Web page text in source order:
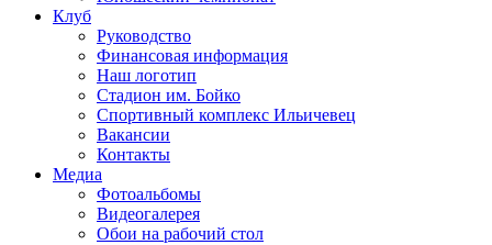
Клуб
Руководство
Финансовая информация
Наш логотип
Стадион им. Бойко
Спортивный комплекс Ильичевец
Вакансии
Контакты
Медиа
Фотоальбомы
Видеогалерея
Обои на рабочий стол